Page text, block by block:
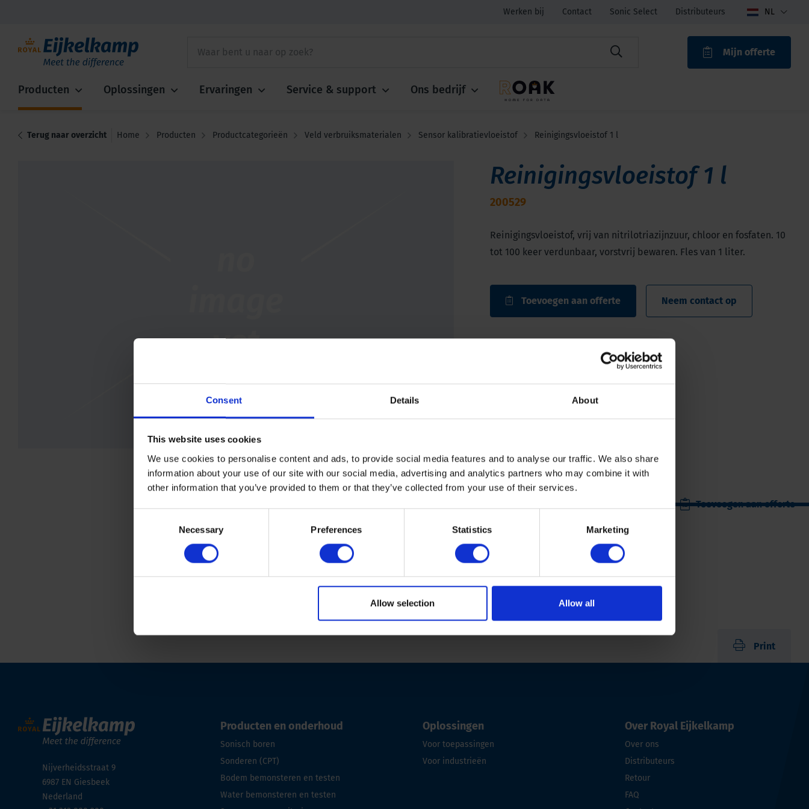
Consent Details About
This website uses cookies
We use cookies to personalise content and ads, to provide social media features and to analyse our traffic. We also share
information about your use of our site with our social media, advertising and analytics partners who may combine it with
other information that you’ve provided to them or that they’ve collected from your use of their services.
Necessary Preferences Statistics Marketing
Allow selection Allow all
Werken bij Contact Sonic Select Distributeurs NL
Mijn offerte
Producten Oplossingen Ervaringen Service & support Ons bedrijf
Terug naar overzicht Home Producten Productcategorieën Veld verbruiksmaterialen Sensor kalibratievloeistof Reinigingsvloeistof 1 l
Reinigingsvloeistof 1 l
200529
Reinigingsvloeistof, vrij van nitrilotriazijnzuur, chloor en fosfaten. 10
tot 100 keer verdunbaar, vorstvrij bewaren. Fles van 1 liter.
Toevoegen aan offerte Neem contact op
Toevoegen aan offerte
Print
Nijverheidsstraat 9
6987 EN Giesbeek
Nederland
Producten en onderhoud
Sonisch boren
Sonderen (CPT)
Bodem bemonsteren en testen
Water bemonsteren en testen
Oplossingen
Voor toepassingen
Voor industrieën
Over Royal Eijkelkamp
Over ons
Distributeurs
Retour
FAQ